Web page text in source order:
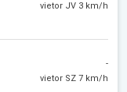
vietor JV 3 km/h
-
vietor SZ 7 km/h